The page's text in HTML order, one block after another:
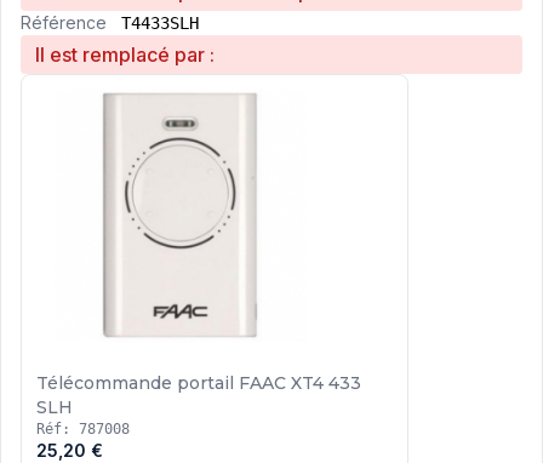
Référence T4433SLH
Il est remplacé par :
Télécommande portail FAAC XT4 433
SLH
Réf: 787008
25,20 €